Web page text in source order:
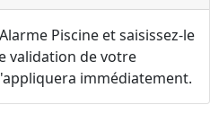
Piscine et saisissez-le
validation de votre
immédiatement.